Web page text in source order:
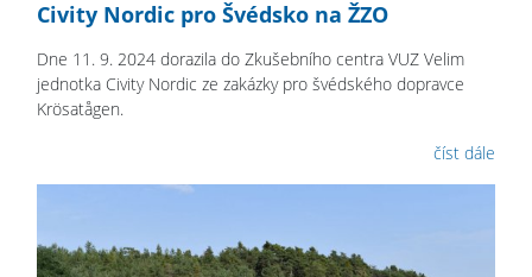
Civity Nordic pro Švédsko na ŽZO
Dne 11. 9. 2024 dorazila do Zkušebního centra VUZ Velim
jednotka Civity Nordic ze zakázky pro švédského dopravce
Krösatågen.
číst dále